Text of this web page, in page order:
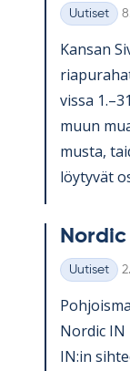
Kategoriat
Uutiset
Kan­san
vissa
muun
musta,
löy­ty­vät
Kategoriat
Uutiset
Nor­dic IN
IN:in